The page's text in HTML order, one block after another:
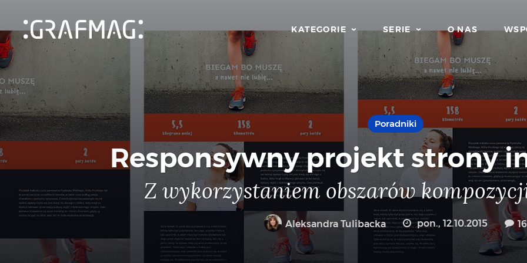
KATEGORIE SERIE O NAS
Poradniki
Responsywny projekt strony
Z wykorzystaniem obszarów
Aleksandra Tulibacka pon., 12.10.2015 16